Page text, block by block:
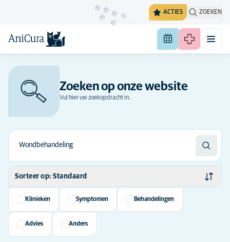
ACTIES ZOEKEN
Zoeken op onze website
Vul hier uw zoekopdracht in.
Sorteer op: Standaard
Standaard
Alfabetisch
Klinieken Symptomen Behandelingen
Advies Anders